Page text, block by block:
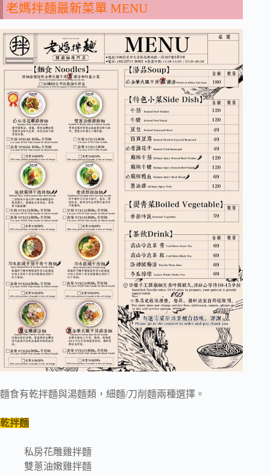
老媽拌麵最新菜單 MENU
麵食有乾拌麵與湯麵類，細麵/刀削麵兩種選擇。
乾拌麵
私房花雕雞拌麵
雙蔥油嫩雞拌麵